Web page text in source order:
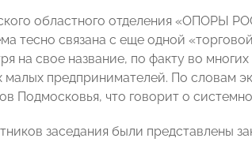
областного отделения «ОПОРЫ
тесно связана с еще одной
на свое название, по факту во
предпринимателей. По словам
Подмосковья, что говорит о
заседания были представлены